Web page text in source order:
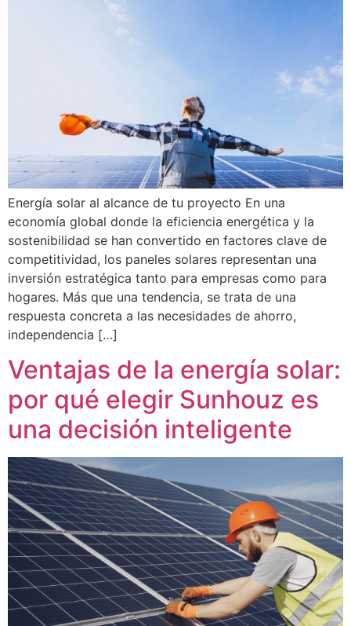
Energía solar al alcance de tu proyecto En una
economía global donde la eficiencia energética y la
sostenibilidad se han convertido en factores clave de
competitividad, los paneles solares representan una
inversión estratégica tanto para empresas como para
hogares. Más que una tendencia, se trata de una
respuesta concreta a las necesidades de ahorro,
independencia […]
Ventajas de la energía solar:
por qué elegir Sunhouz es
una decisión inteligente